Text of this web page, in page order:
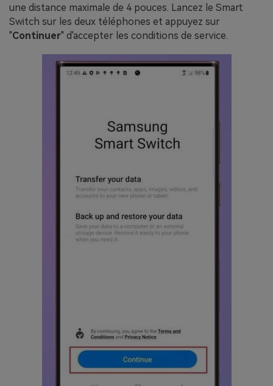
une distance maximale de 4 pouces. Lancez le Smart
Switch sur les deux téléphones et appuyez sur
"Continuer" d'accepter les conditions de service.